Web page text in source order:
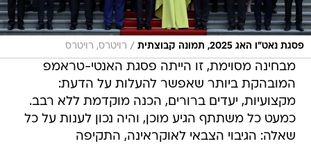
פסגת נאט"ו האג 2025, תמונה קבוצתית / רויטרס, רויטרס
מבחינה מסוימת, זו הייתה פסגת האנטי-טראמפ
המובהקת ביותר שאפשר להעלות על הדעת:
מקצועיות, יעדים ברורים, הכנה מוקדמת ללא רבב.
כמעט כל משתתף הגיע מוכן, והיה נכון לענות על כל
שאלה: הגיבוי הצבאי לאוקראינה, התקיפה